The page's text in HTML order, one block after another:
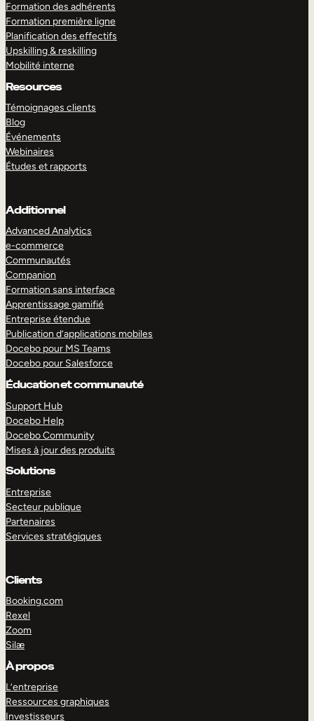
Formation des adhérents
Formation première ligne
Planification des effectifs
Upskilling & reskilling
Mobilité interne
Resources
Témoignages clients
Blog
Événements
Webinaires
Études et rapports
Additionnel
Advanced Analytics
e-commerce
Communautés
Companion
Formation sans interface
Apprentissage gamifié
Entreprise étendue
Publication d’applications mobiles
Docebo pour MS Teams
Docebo pour Salesforce
Éducation et communauté
Support Hub
Docebo Help
Docebo Community
Mises à jour des produits
Solutions
Entreprise
Secteur publique
Partenaires
Services stratégiques
Clients
Booking.com
Rexel
Zoom
Silæ
À propos
L’entreprise
Ressources graphiques
Investisseurs